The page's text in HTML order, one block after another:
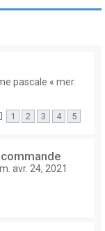
h
pascale « mer.
1 2 3 4 5
avr. 24, 2021